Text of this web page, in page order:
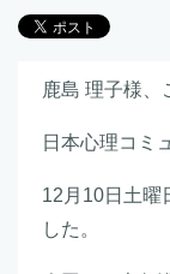
鹿島 理子様、
日本心理コミ
12月10日土曜
した。